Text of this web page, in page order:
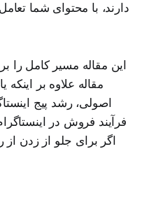
دارند، با محتوای شما
این مقاله مسیر کامل را
مقاله علاوه بر
اصولی، رشد پیج
فرآیند فروش در
اگر برای جلو از زدن از